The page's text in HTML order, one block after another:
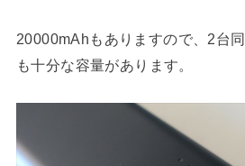
20000mAhもありますので、2台
も十分な容量があります。